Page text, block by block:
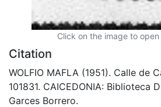
Click on the image to
Citation
WOLFIO MAFLA (1951). Calle de
101831. CAICEDONIA: Biblioteca
Garces Borrero.